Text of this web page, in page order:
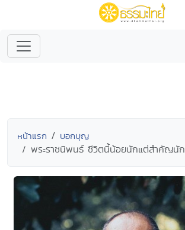
หน้าแรก บอกบุญ
พระราชนิพนธ์ ชีวิตนี้น้อยนักแต่สำคัญนัก